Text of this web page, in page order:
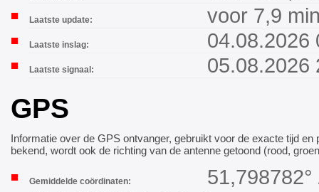
Laatste update: voor 7,9
Laatste inslag: 04.08.2026
Laatste signaal: 05.08.2026
GPS
Informatie over de GPS ontvanger, gebruikt voor de exacte tijd en
bekend, wordt ook de richting van de antenne getoond (rood,
Gemiddelde coördinaten:
51,798782°